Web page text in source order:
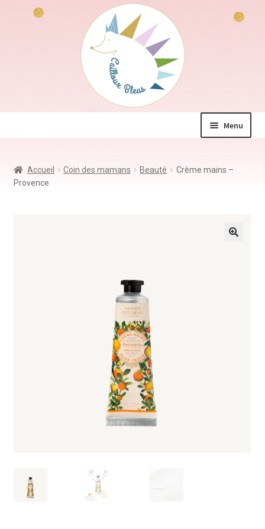
Menu
Jeux & Jouets
Accueil Coin des mamans Beauté
Crème mains –
Provence